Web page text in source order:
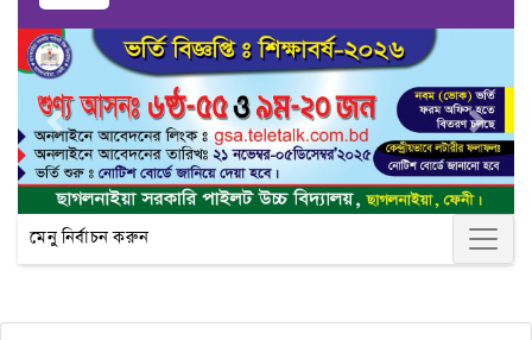
Previous Next
মেনু নির্বাচন করুন